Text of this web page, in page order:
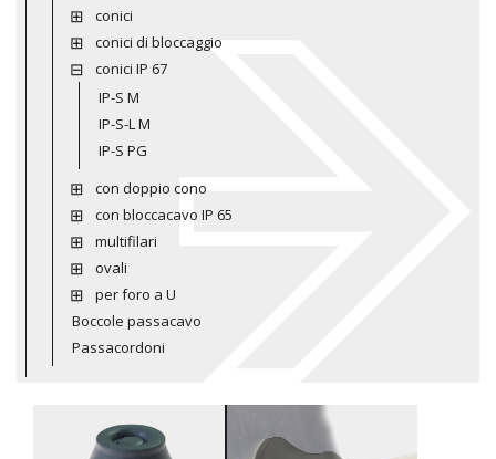
conici
conici di bloccaggio
conici IP 67
IP-S M
IP-S-L M
IP-S PG
con doppio cono
con bloccacavo IP 65
multifilari
ovali
per foro a U
Boccole passacavo
Passacordoni